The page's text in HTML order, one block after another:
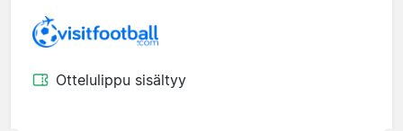
Ottelulippu sisältyy